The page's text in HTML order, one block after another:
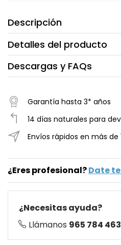
Descripción
Detalles del producto
Descargas y FAQs
Garantía hasta 3* años
14 días naturales para
Envíos rápidos en más de
¿Eres profesional?Date
¿Necesitas ayuda?
Llámanos 965 784 463